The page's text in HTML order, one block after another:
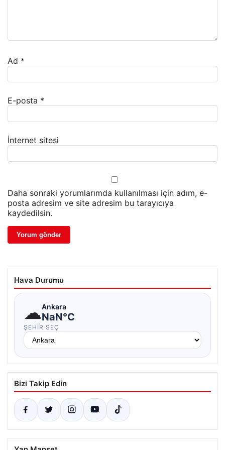
Ad *
E-posta *
İnternet sitesi
Daha sonraki yorumlarımda kullanılması için adım, e-
posta adresim ve site adresim bu tarayıcıya
kaydedilsin.
Hava Durumu
☁Ankara
NaN°C
ŞEHIR SEÇ
Bizi Takip Edin